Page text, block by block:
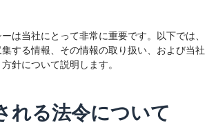
は当社にとって非常に重要です。以下では、
する情報、その情報の取り扱い、および当社
針について説明します。
れる法令について